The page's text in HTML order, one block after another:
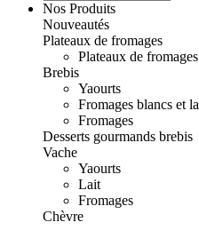
Nos Produits
Nouveautés
Plateaux de fromages
Plateaux de fromages
Brebis
Yaourts
Fromages blancs et
Fromages
Desserts gourmands brebis
Vache
Yaourts
Lait
Fromages
Chèvre